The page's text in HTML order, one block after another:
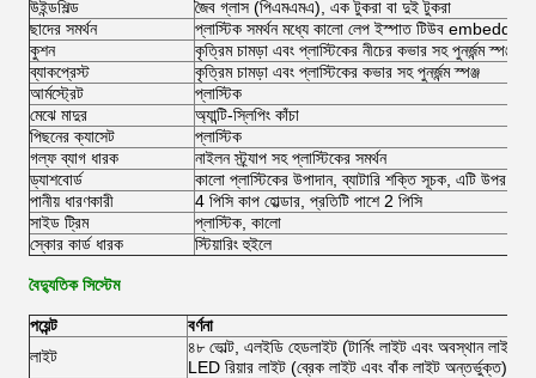
উইন্ডশিল্ড
জৈব গ্লাস (পিএমএমএ), এক টুকরা বা দুই টুকরা
ছাদের সমর্থন
প্লাস্টিক সমর্থন মধ্যে কালো লেপ ইস্পাত টিউব embedding
কুশন
কৃত্রিম চামড়া এবং প্লাস্টিকের নীচের কভার সহ পুনর্জন্ম স্পঞ্জ
ব্যাকপ্রেস্ট
কৃত্রিম চামড়া এবং প্লাস্টিকের কভার সহ পুনর্জন্ম স্পঞ্জ
আর্মস্ট্রেট
প্লাস্টিক
মেঝে মাদুর
অ্যান্টি-স্লিপিং কাঁচা
পিছনের ক্যাসেট
প্লাস্টিক
গল্ফ ব্যাগ ধারক
নাইলন স্ট্র্যাপ সহ প্লাস্টিকের সমর্থন
ড্যাশবোর্ড
কালো প্লাস্টিকের উপাদান, ব্যাটারি শক্তি সূচক, এটি উপর
পানীয় ধারণকারী
4 পিসি কাপ হোল্ডার, প্রতিটি পাশে 2 পিসি
সাইড ট্রিম
প্লাস্টিক, কালো
স্কোর কার্ড ধারক
স্টিয়ারিং হুইলে
বৈদ্যুতিক সিস্টেম
পয়েন্ট
বর্ণনা
লাইট
৪৮ ভোল্ট, এলইডি হেডলাইট (টার্নিং লাইট এবং অবস্থান লাইট
LED রিয়ার লাইট (ব্রেক লাইট এবং বাঁক লাইট অন্তর্ভুক্ত)